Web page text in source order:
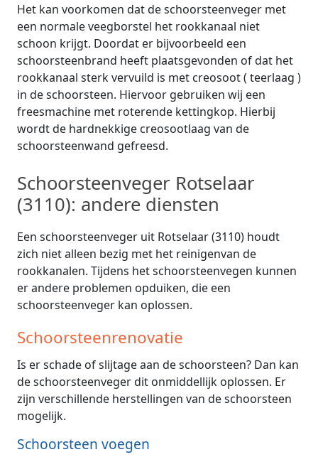
Het kan voorkomen dat de schoorsteenveger met
een normale veegborstel het rookkanaal niet
schoon krijgt. Doordat er bijvoorbeeld een
schoorsteenbrand heeft plaatsgevonden of dat het
rookkanaal sterk vervuild is met creosoot ( teerlaag )
in de schoorsteen. Hiervoor gebruiken wij een
freesmachine met roterende kettingkop. Hierbij
wordt de hardnekkige creosootlaag van de
schoorsteenwand gefreesd.
Schoorsteenveger Rotselaar
(3110): andere diensten
Een schoorsteenveger uit Rotselaar (3110) houdt
zich niet alleen bezig met het reinigenvan de
rookkanalen. Tijdens het schoorsteenvegen kunnen
er andere problemen opduiken, die een
schoorsteenveger kan oplossen.
Schoorsteenrenovatie
Is er schade of slijtage aan de schoorsteen? Dan kan
de schoorsteenveger dit onmiddellijk oplossen. Er
zijn verschillende herstellingen van de schoorsteen
mogelijk.
Schoorsteen voegen